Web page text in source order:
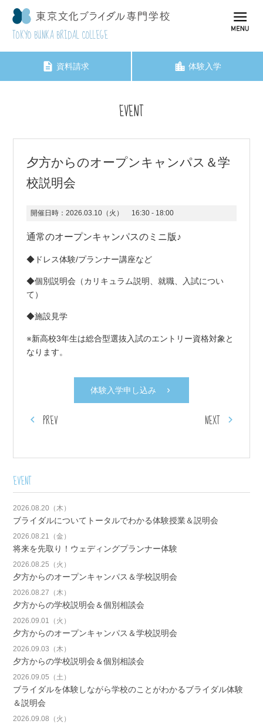
TOKYO BUNKA BRIDAL COLLEGE
資料請求 体験入学
EVENT
夕方からのオープンキャンパス＆学
校説明会
開催日時： 2026.03.10（火） 16:30 - 18:00
通常のオープンキャンパスのミニ版♪
◆ドレス体験/プランナー講座など
◆個別説明会（カリキュラム説明、就職、入試につい
て）
◆施設見学
※新高校3年生は総合型選抜入試のエントリー資格対象と
なります。
体験入学申し込み
PREV NEXT
EVENT
2026.08.20（木）
ブライダルについてトータルでわかる体験授業＆説明会
2026.08.21（金）
将来を先取り！ウェディングプランナー体験
2026.08.25（火）
夕方からのオープンキャンパス＆学校説明会
2026.08.27（木）
夕方からの学校説明会＆個別相談会
2026.09.01（火）
夕方からのオープンキャンパス＆学校説明会
2026.09.03（木）
夕方からの学校説明会＆個別相談会
2026.09.05（土）
ブライダルを体験しながら学校のことがわかるブライダル体験
＆説明会
2026.09.08（火）